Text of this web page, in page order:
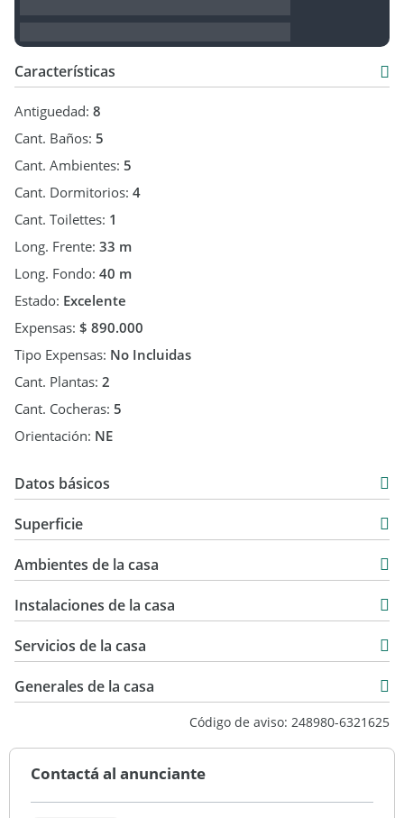
Características
Antiguedad: 8
Cant. Baños: 5
Cant. Ambientes: 5
Cant. Dormitorios: 4
Cant. Toilettes: 1
Long. Frente: 33 m
Long. Fondo: 40 m
Estado: Excelente
Expensas: $ 890.000
Tipo Expensas: No Incluidas
Cant. Plantas: 2
Cant. Cocheras: 5
Orientación: NE
Datos básicos
Venta
USD 320.000
Superficie
243 m2
Ambientes de la casa
Instalaciones de la casa
Servicios de la casa
Generales de la casa
Código de aviso: 248980-6321625
Contactá al anunciante